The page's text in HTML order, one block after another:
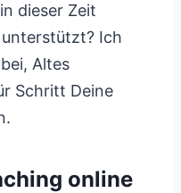
dieser Zeit
Ich
Altes
Schritt Deine
online